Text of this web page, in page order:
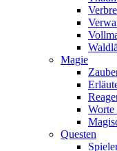
Magie
Worte
Questen